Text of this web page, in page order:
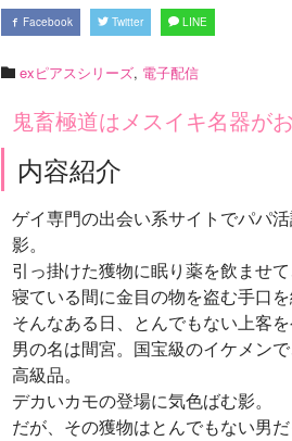
Facebook Twitter LINE
exピアスシリーズ, 電子配信
鬼畜極道はメスイキ名器が
内容紹介
ゲイ専門の出会い系サイトでパパ
影。
引っ掛けた獲物に眠り薬を飲ませて
寝ている間に金目の物を盗む手口を
そんなある日、とんでもない上客を
男の名は間宮。国宝級のイケメン
高級品。
デカいカモの登場に気色ばむ影。
だが、その獲物はとんでもない男